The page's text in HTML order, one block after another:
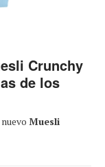
Crunchy
de los
Muesli